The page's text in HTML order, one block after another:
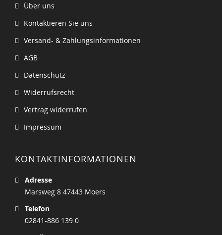
Über uns
Kontaktieren Sie uns
Versand- & Zahlungsinformationen
AGB
Datenschutz
Widerrufsrecht
Vertrag widerrufen
Impressum
KONTAKTINFORMATIONEN
Adresse
Marsweg 8 47443 Moers
Telefon
02841-886 139 0